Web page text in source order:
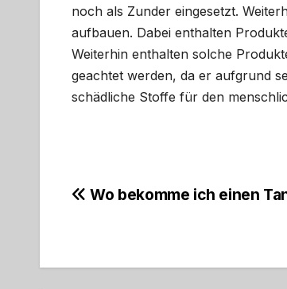
noch als Zunder eingesetzt.
aufbauen. Dabei enthalten
Weiterhin enthalten solche
geachtet werden, da er aufgrund
schädliche Stoffe für den
Wo bekomme ich einen